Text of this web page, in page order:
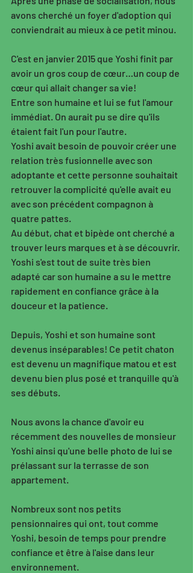
avons cherché un foyer d'adoption qui
conviendrait au mieux à ce petit minou.
C'est en janvier 2015 que Yoshi finit par
avoir un gros coup de cœur…un coup de
cœur qui allait changer sa vie!
Entre son humaine et lui se fut l'amour
immédiat. On aurait pu se dire qu'ils
étaient fait l'un pour l'autre.
Yoshi avait besoin de pouvoir créer une
relation très fusionnelle avec son
adoptante et cette personne souhaitait
retrouver la complicité qu'elle avait eu
avec son précédent compagnon à
quatre pattes.
Au début, chat et bipède ont cherché a
trouver leurs marques et à se découvrir.
Yoshi s'est tout de suite très bien
adapté car son humaine a su le mettre
rapidement en confiance grâce à la
douceur et la patience.
Depuis, Yoshi et son humaine sont
devenus inséparables! Ce petit chaton
est devenu un magnifique matou et est
devenu bien plus posé et tranquille qu'à
ses débuts.
Nous avons la chance d'avoir eu
récemment des nouvelles de monsieur
Yoshi ainsi qu'une belle photo de lui se
prélassant sur la terrasse de son
appartement.
Nombreux sont nos petits
pensionnaires qui ont, tout comme
Yoshi, besoin de temps pour prendre
confiance et être à l'aise dans leur
environnement.